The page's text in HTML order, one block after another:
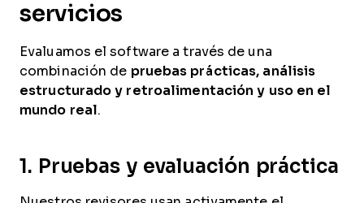
servicios
Evaluamos el software a través de una
combinación de pruebas prácticas, análisis
estructurado y retroalimentación y uso en el
mundo real.
1. Pruebas y evaluación práctica